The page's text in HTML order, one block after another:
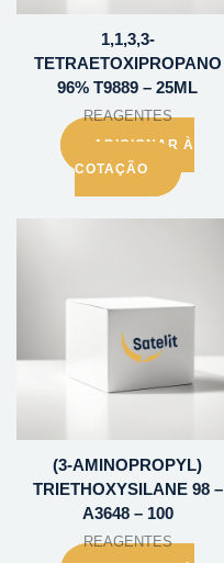
1,1,3,3-
TETRAETOXIPROPANO
96% T9889 – 25ML
REAGENTES
ADICIONAR À
COTAÇÃO
(3-AMINOPROPYL)
TRIETHOXYSILANE 98 –
A3648 – 100
REAGENTES